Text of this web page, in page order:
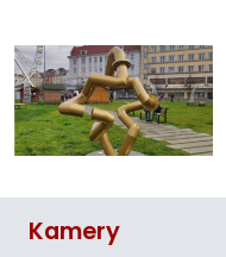
Kamery